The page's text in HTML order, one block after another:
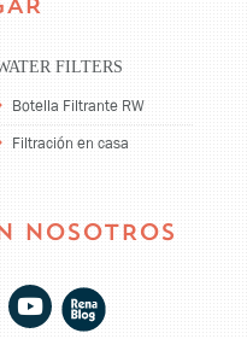
FILTERS
Botella Filtrante RW
Filtración en casa
NOSOTROS